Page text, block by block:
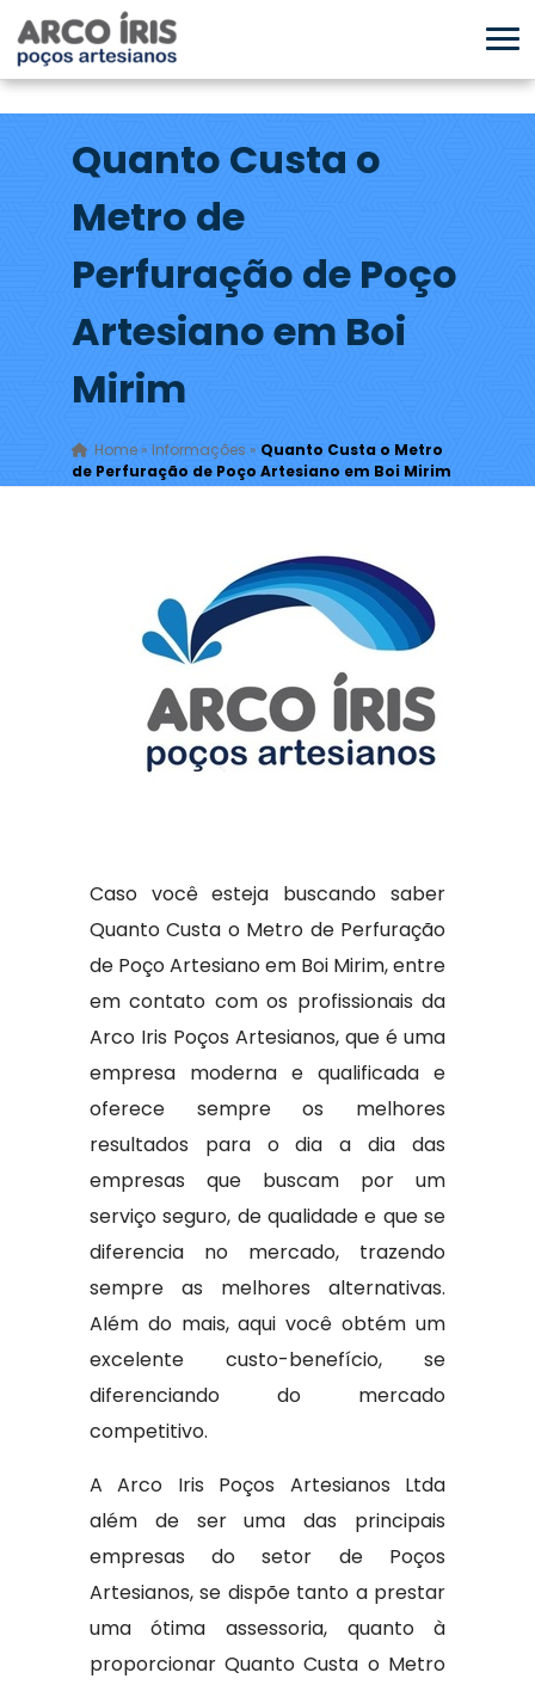
Quanto Custa o
Metro de
Perfuração de Poço
Artesiano em Boi
Mirim
Home» Informações » Quanto Custa o Metro
de Perfuração de Poço Artesiano em Boi Mirim
Caso você esteja buscando saber
Quanto Custa o Metro de Perfuração
de Poço Artesiano em Boi Mirim, entre
em contato com os profissionais da
Arco Iris Poços Artesianos, que é uma
empresa moderna e qualificada e
oferece sempre os melhores
resultados para o dia a dia das
empresas que buscam por um
serviço seguro, de qualidade e que se
diferencia no mercado, trazendo
sempre as melhores alternativas.
Além do mais, aqui você obtém um
excelente custo-benefício, se
diferenciando do mercado
competitivo.
A Arco Iris Poços Artesianos Ltda
além de ser uma das principais
empresas do setor de Poços
Artesianos, se dispõe tanto a prestar
uma ótima assessoria, quanto à
proporcionar Quanto Custa o Metro